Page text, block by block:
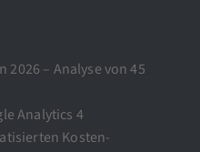
2026 – Analyse von 45
Analytics 4
Kosten-